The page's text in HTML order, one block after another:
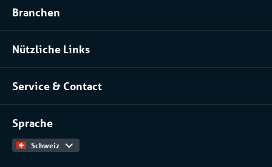
Prozessanlage mieten
Klimatisierung mieten
Branchen
Lebensmittel- und Ernährungsindustrie
Pharma
Serverraume und Rechenzentren
Chemische Industrie
Installateure
Nützliche Links
Über uns
Unser Team
Arbeiten bei
Produktkatalog
Service & Contact
Kontakt
Sprache
Schweiz